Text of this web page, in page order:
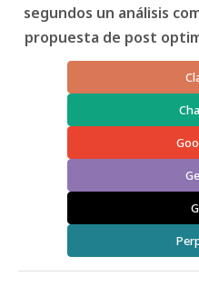
segundos un análisis
propuesta de post